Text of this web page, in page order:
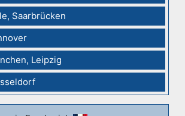
Saarbrücken
Leipzig